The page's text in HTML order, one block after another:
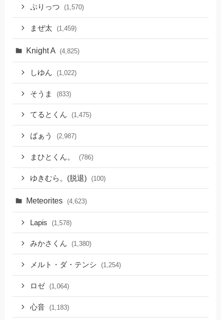
ぷりっつ (1,570)
まぜ太 (1,459)
Knight A (4,825)
しゆん (1,022)
そうま (833)
てるとくん (1,475)
ばぁう (2,987)
まひとくん。 (786)
ゆきむら。(脱退) (100)
Meteorites (4,623)
Lapis (1,578)
みかさくん (1,380)
メルト・ダ・テンシ (1,254)
ロゼ (1,064)
心音 (1,183)